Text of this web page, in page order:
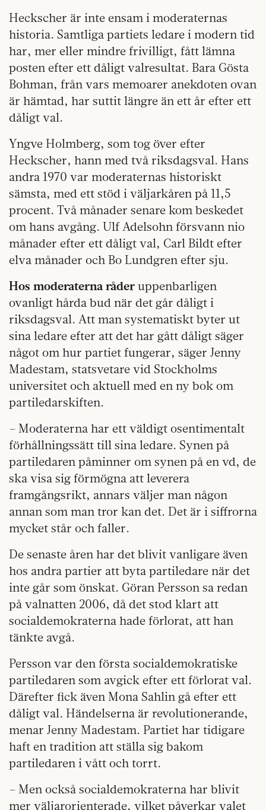
Heckscher är inte ensam i moderaternas
historia. Samtliga partiets ledare i modern tid
har, mer eller mindre frivilligt, fått lämna
posten efter ett dåligt valresultat. Bara Gösta
Bohman, från vars memoarer anekdoten ovan
är hämtad, har suttit längre än ett år efter ett
dåligt val.
Yngve Holmberg, som tog över efter
Heckscher, hann med två riksdagsval. Hans
andra 1970 var moderaternas historiskt
sämsta, med ett stöd i väljarkåren på 11,5
procent. Två månader senare kom beskedet
om hans avgång. Ulf Adelsohn försvann nio
månader efter ett dåligt val, Carl Bildt efter
elva månader och Bo Lundgren efter sju.
Hos moderaterna råder uppenbarligen
ovanligt hårda bud när det går dåligt i
riksdagsval. Att man systematiskt byter ut
sina ledare efter att det har gått dåligt säger
något om hur partiet fungerar, säger Jenny
Madestam, statsvetare vid Stockholms
universitet och aktuell med en ny bok om
partiledarskiften.
– Moderaterna har ett väldigt osentimentalt
förhållningssätt till sina ledare. Synen på
partiledaren påminner om synen på en vd, de
ska visa sig förmögna att leverera
framgångsrikt, annars väljer man någon
annan som man tror kan det. Det är i siffrorna
mycket står och faller.
De senaste åren har det blivit vanligare även
hos andra partier att byta partiledare när det
inte går som önskat. Göran Persson sa redan
på valnatten 2006, då det stod klart att
socialdemokraterna hade förlorat, att han
tänkte avgå.
Persson var den första socialdemokratiske
partiledaren som avgick efter ett förlorat val.
Därefter fick även Mona Sahlin gå efter ett
dåligt val. Händelserna är revolutionerande,
menar Jenny Madestam. Partiet har tidigare
haft en tradition att ställa sig bakom
partiledaren i vått och torrt.
– Men också socialdemokraterna har blivit
mer väljarorienterade, vilket påverkar valet